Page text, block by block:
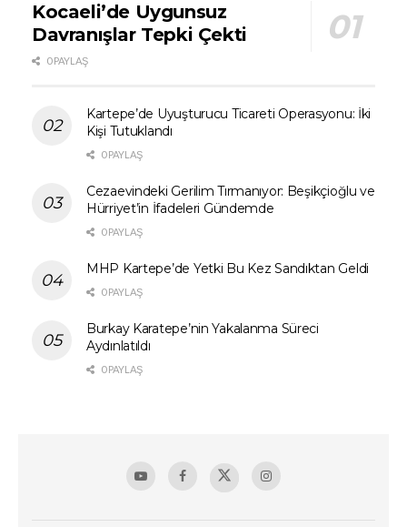
Kocaeli’de Uygunsuz
Davranışlar Tepki Çekti
0 PAYLAŞ
Kartepe’de Uyuşturucu Ticareti Operasyonu: İki
Kişi Tutuklandı
0 PAYLAŞ
Cezaevindeki Gerilim Tırmanıyor: Beşikçioğlu ve
Hürriyet’in İfadeleri Gündemde
0 PAYLAŞ
MHP Kartepe’de Yetki Bu Kez Sandıktan Geldi
0 PAYLAŞ
Burkay Karatepe’nin Yakalanma Süreci
Aydınlatıldı
0 PAYLAŞ